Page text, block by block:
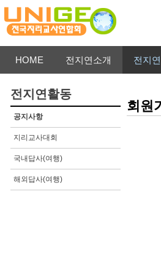
HOME 전지연소개 전지
전지연활동
공지사항
지리교사대회
국내답사(여행)
해외답사(여행)
회원